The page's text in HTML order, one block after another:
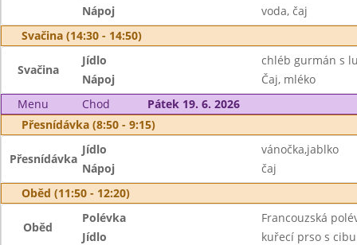
Nápoj
voda, čaj
Svačina (14:30 - 14:50)
Svačina
Jídlo
chléb gurmán s
Nápoj
Čaj, mléko
Menu
Chod
Pátek 19. 6. 2026
Přesnídávka (8:50 - 9:15)
Přesnídávka
Jídlo
vánočka,jablko
Nápoj
čaj
Oběd (11:50 - 12:20)
Oběd
Polévka
Francouzská
Jídlo
kuřecí prso s